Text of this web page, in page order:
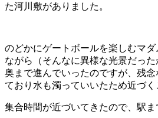
た河川敷がありました。
のどかにゲートボールを楽しむマ
ながら（そんなに異様な光景だった
奥まで進んでいったのですが、残
ており水も濁っていいたため近づく
集合時間が近づいてきたので、駅ま